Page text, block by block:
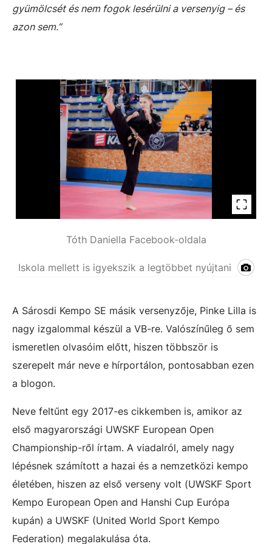
gyümölcsét és nem fogok lesérülni a versenyig – és
azon sem.”
Tóth Daniella Facebook-oldala
Iskola mellett is igyekszik a legtöbbet nyújtani
A Sárosdi Kempo SE másik versenyzője, Pinke Lilla is
nagy izgalommal készül a VB-re. Valószínűleg ő sem
ismeretlen olvasóim előtt, hiszen többször is
szerepelt már neve e hírportálon, pontosabban ezen
a blogon.
Neve feltűnt egy 2017-es cikkemben is, amikor az
első magyarországi UWSKF European Open
Championship-ről írtam. A viadalról, amely nagy
lépésnek számított a hazai és a nemzetközi kempo
életében, hiszen az első verseny volt (UWSKF Sport
Kempo European Open and Hanshi Cup Európa
kupán) a UWSKF (United World Sport Kempo
Federation) megalakulása óta.